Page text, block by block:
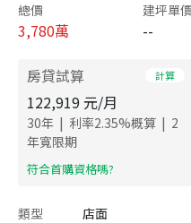
總價
3,780萬
建坪單價
--
房貸試算 計算
122,919 元/月
30年 | 利率2.35%概算 | 2
年寬限期
​符合首購資格嗎?
類型 店面